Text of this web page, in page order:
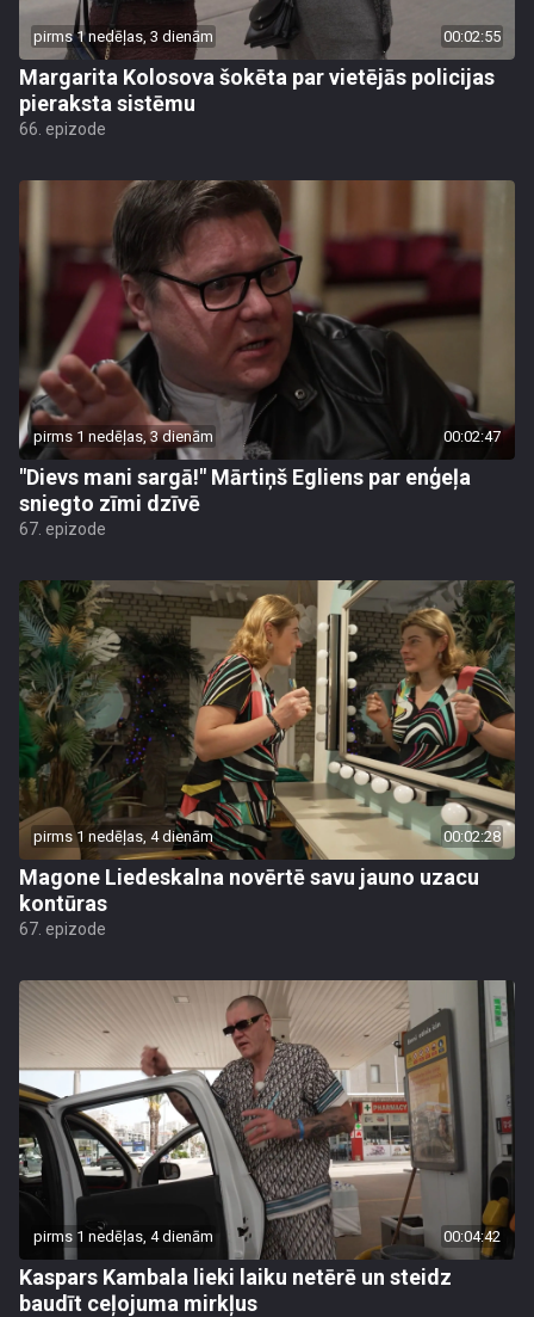
pirms 1 nedēļas, 3 dienām 00:02:55
Margarita Kolosova šokēta par vietējās policijas
pieraksta sistēmu
66. epizode
pirms 1 nedēļas, 3 dienām 00:02:47
"Dievs mani sargā!" Mārtiņš Egliens par enģeļa
sniegto zīmi dzīvē
67. epizode
pirms 1 nedēļas, 4 dienām 00:02:28
Magone Liedeskalna novērtē savu jauno uzacu
kontūras
67. epizode
pirms 1 nedēļas, 4 dienām 00:04:42
Kaspars Kambala lieki laiku netērē un steidz
baudīt ceļojuma mirkļus